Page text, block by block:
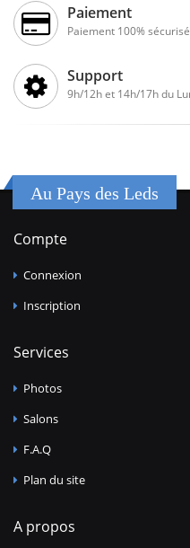
Paiement
Paiement 100% sécurisé
Support
9h/12h et 14h/17h du
Au Pays des Leds
Compte
Connexion
Inscription
Services
Photos
Salons
F.A.Q
Plan du site
A propos